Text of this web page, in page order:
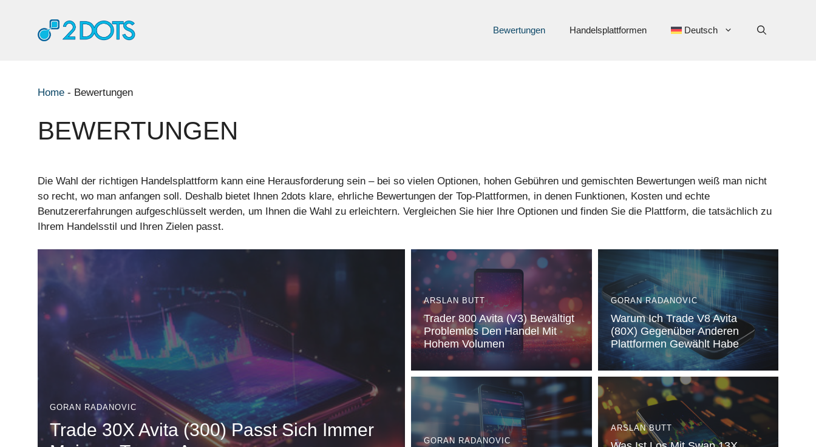
springen
Bewertungen Handelsplattformen Deutsch
Home - Bewertungen
BEWERTUNGEN
Die Wahl der richtigen Handelsplattform kann eine Herausforderung sein – bei so vielen Optionen, hohen Gebühren und gemischten Bewertungen weiß man nicht
so recht, wo man anfangen soll. Deshalb bietet Ihnen 2dots klare, ehrliche Bewertungen der Top-Plattformen, in denen Funktionen, Kosten und echte
Benutzererfahrungen aufgeschlüsselt werden, um Ihnen die Wahl zu erleichtern. Vergleichen Sie hier Ihre Optionen und finden Sie die Plattform, die tatsächlich zu
Ihrem Handelsstil und Ihren Zielen passt.
GORAN RADANOVIC
Trade 30X Avita (300) Passt Sich Immer
ARSLAN BUTT
Trader 800 Avita (V3) Bewältigt
Problemlos Den Handel Mit
Hohem Volumen
GORAN RADANOVIC
Warum Ich Trade V8 Avita
(80X) Gegenüber Anderen
Plattformen Gewählt Habe
GORAN RADANOVIC
ARSLAN BUTT